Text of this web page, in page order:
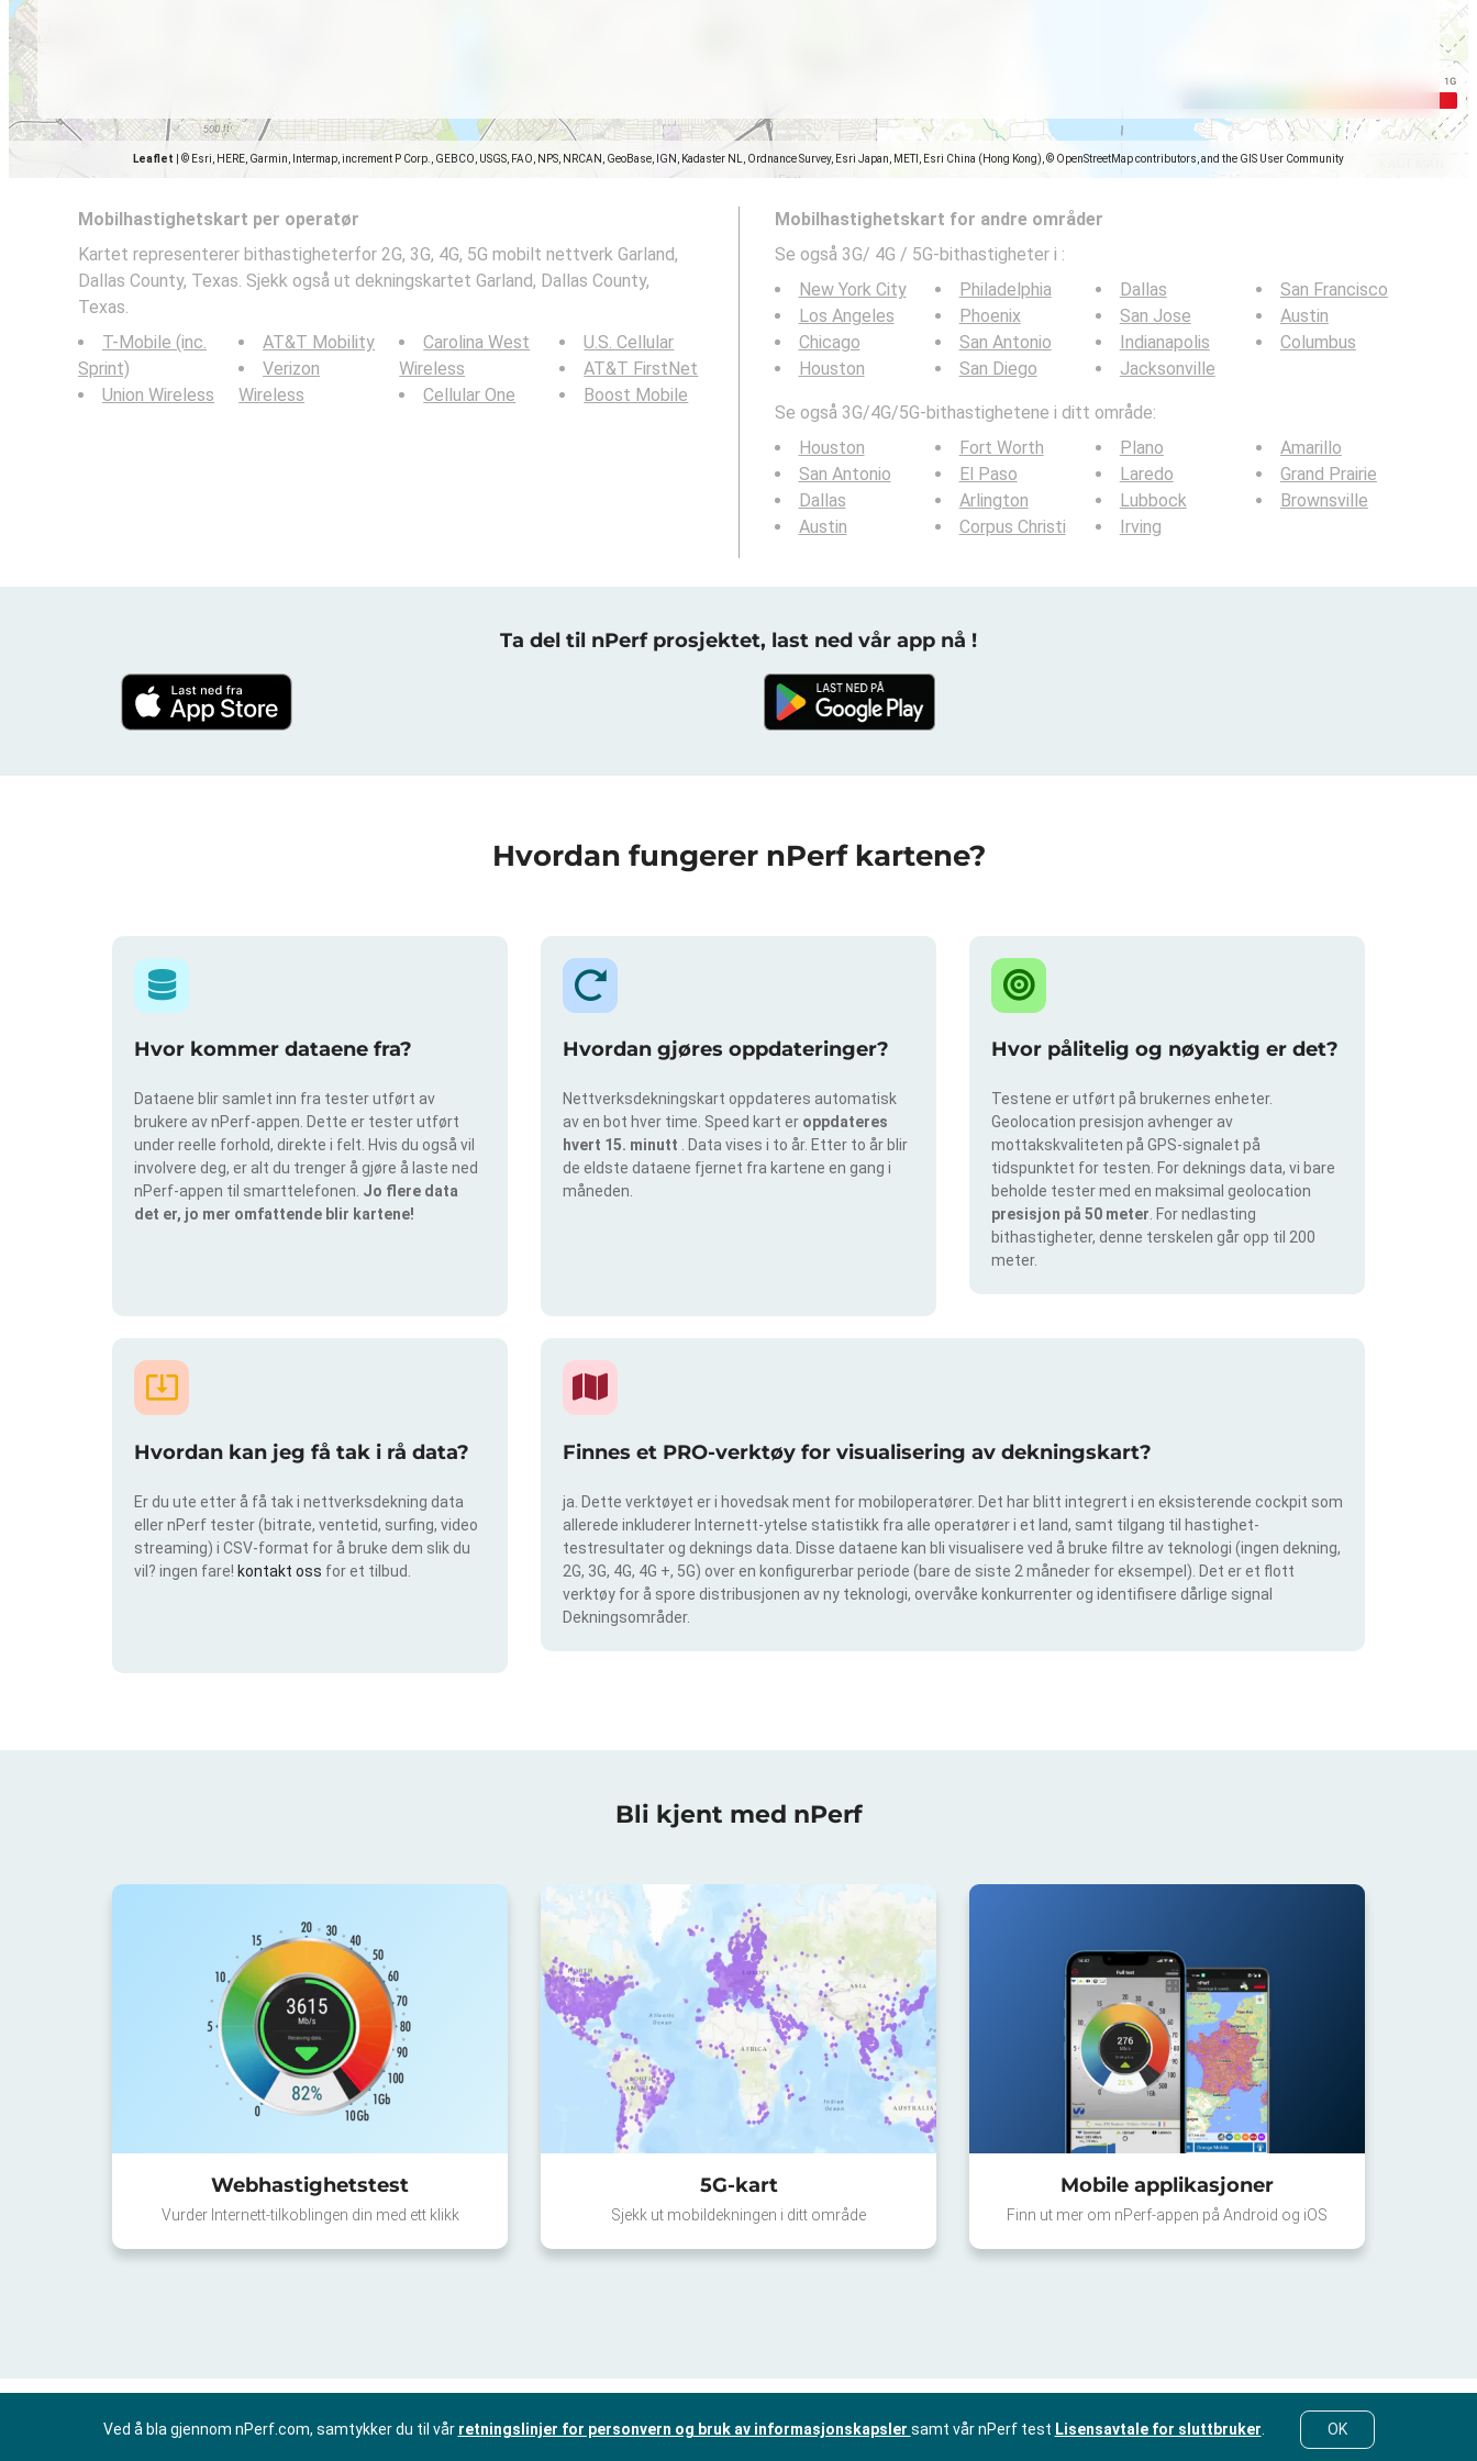
Leaflet © Esri, HERE, Garmin, Intermap, increment P Corp., GEBCO, USGS, FAO, NPS, NRCAN, GeoBase, IGN, Kadaster NL, Ordnance Survey, Esri Japan, METI, Esri China (Hong Kong), © OpenStreetMap contributors, and the GIS User Community
Mobilhastighetskart per operatør
Kartet representerer bithastigheterfor 2G, 3G, 4G, 5G mobilt nettverk Garland,
Dallas County, Texas. Sjekk også ut dekningskartet Garland, Dallas County,
Texas.
T-Mobile (inc.
Sprint)
Union Wireless
AT&T Mobility
Verizon
Wireless
Carolina West
Wireless
Cellular One
U.S. Cellular
AT&T FirstNet
Boost Mobile
Mobilhastighetskart for andre områder
Se også 3G/ 4G / 5G-bithastigheter i :
New York City
Los Angeles
Chicago
Houston
Philadelphia
Phoenix
San Antonio
San Diego
Dallas
San Jose
Indianapolis
Jacksonville
San Francisco
Austin
Columbus
Se også 3G/4G/5G-bithastighetene i ditt område:
Houston
San Antonio
Dallas
Austin
Fort Worth
El Paso
Arlington
Corpus Christi
Plano
Laredo
Lubbock
Irving
Amarillo
Grand Prairie
Brownsville
Ta del til nPerf prosjektet, last ned vår app nå !
Hvordan fungerer nPerf kartene?
Hvor kommer dataene fra?
Dataene blir samlet inn fra tester utført av
brukere av nPerf-appen. Dette er tester utført
under reelle forhold, direkte i felt. Hvis du også vil
involvere deg, er alt du trenger å gjøre å laste ned
nPerf-appen til smarttelefonen. Jo flere data
det er, jo mer omfattende blir kartene!
Hvordan gjøres oppdateringer?
Nettverksdekningskart oppdateres automatisk
av en bot hver time. Speed kart er oppdateres
hvert 15. minutt . Data vises i to år. Etter to år blir
de eldste dataene fjernet fra kartene en gang i
måneden.
Hvor pålitelig og nøyaktig er det?
Testene er utført på brukernes enheter.
Geolocation presisjon avhenger av
mottakskvaliteten på GPS-signalet på
tidspunktet for testen. For deknings data, vi bare
beholde tester med en maksimal geolocation
presisjon på 50 meter . For nedlasting
bithastigheter, denne terskelen går opp til 200
meter.
Hvordan kan jeg få tak i rå data?
Er du ute etter å få tak i nettverksdekning data
eller nPerf tester (bitrate, ventetid, surfing, video
streaming) i CSV-format for å bruke dem slik du
vil? ingen fare! kontakt oss for et tilbud.
Finnes et PRO-verktøy for visualisering av dekningskart?
ja. Dette verktøyet er i hovedsak ment for mobiloperatører. Det har blitt integrert i en eksisterende cockpit som
allerede inkluderer Internett-ytelse statistikk fra alle operatører i et land, samt tilgang til hastighet-
testresultater og deknings data. Disse dataene kan bli visualisere ved å bruke filtre av teknologi (ingen dekning,
2G, 3G, 4G, 4G +, 5G) over en konfigurerbar periode (bare de siste 2 måneder for eksempel). Det er et flott
verktøy for å spore distribusjonen av ny teknologi, overvåke konkurrenter og identifisere dårlige signal
Dekningsområder.
Bli kjent med nPerf
Webhastighetstest
Vurder Internett-tilkoblingen din med ett klikk
5G-kart
Sjekk ut mobildekningen i ditt område
Mobile applikasjoner
Finn ut mer om nPerf-appen på Android og iOS
Ved å bla gjennom nPerf.com, samtykker du til vår retningslinjer for personvern og bruk av informasjonskapsler samt vår nPerf test Lisensavtale for sluttbruker OK